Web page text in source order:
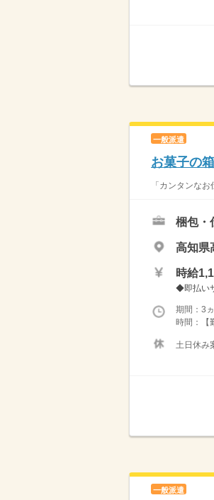
一般派遣
お菓子の
「カンタンな
梱包・
高知県
時給
◆即払い
期間：3
時間：【
土日休み
一般派遣